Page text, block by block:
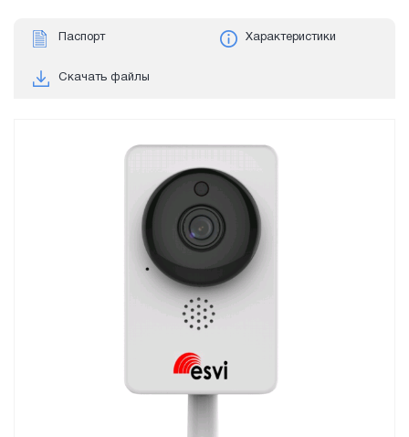
Паспорт Характеристики
Скачать файлы